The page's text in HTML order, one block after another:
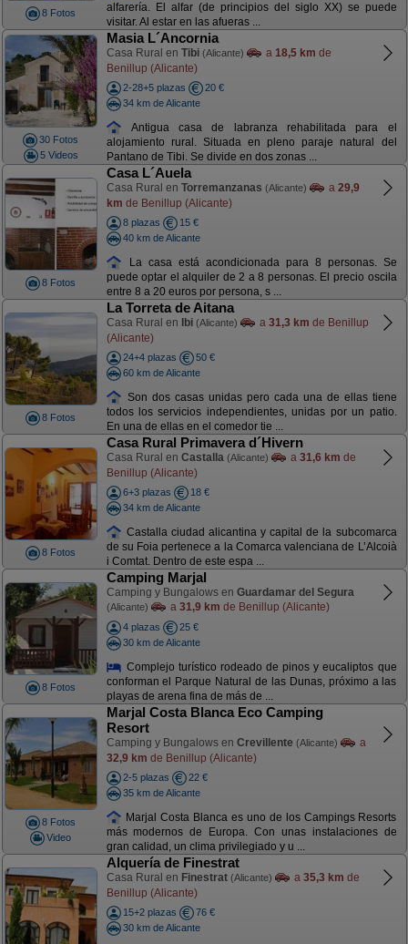
8 Fotos
alfarería. El alfar (de principios del siglo XX) se puede
visitar. Al estar en las afueras ...
30 Fotos
5 Videos
Masia L´Ancornia
Casa Rural en Tibi (Alicante) a 18,5 km de
Benillup (Alicante)
2-28+5 plazas
20 €
34 km de Alicante
Antigua casa de labranza rehabilitada para el
alojamiento rural. Situada en pleno paraje natural del
Pantano de Tibi. Se divide en dos zonas ...
8 Fotos
Casa L´Auela
Casa Rural en Torremanzanas (Alicante) a 29,9
km de Benillup (Alicante)
8 plazas
15 €
40 km de Alicante
La casa está acondicionada para 8 personas. Se
puede optar el alquiler de 2 a 8 personas. El precio oscila
entre 8 a 20 euros por persona, s ...
8 Fotos
La Torreta de Aitana
Casa Rural en Ibi (Alicante) a 31,3 km de Benillup
(Alicante)
24+4 plazas
50 €
60 km de Alicante
Son dos casas unidas pero cada una de ellas tiene
todos los servicios independientes, unidas por un patio.
En una de ellas en el comedor tie ...
8 Fotos
Casa Rural Primavera d´Hivern
Casa Rural en Castalla (Alicante) a 31,6 km de
Benillup (Alicante)
6+3 plazas
18 €
34 km de Alicante
Castalla ciudad alicantina y capital de la subcomarca
de su Foia pertenece a la Comarca valenciana de L’Alcoià
i Comtat. Dentro de este espa ...
8 Fotos
Camping Marjal
Camping y Bungalows en Guardamar del Segura
(Alicante) a 31,9 km de Benillup (Alicante)
4 plazas
25 €
30 km de Alicante
Complejo turístico rodeado de pinos y eucaliptos que
conforman el Parque Natural de las Dunas, próximo a las
playas de arena fina de más de ...
8 Fotos
Video
Marjal Costa Blanca Eco Camping
Resort
Camping y Bungalows en Crevillente (Alicante)
a
32,9 km de Benillup (Alicante)
2-5 plazas
22 €
35 km de Alicante
Marjal Costa Blanca es uno de los Campings Resorts
más modernos de Europa. Con unas instalaciones de
gran calidad, un clima privilegiado y u ...
Alquería de Finestrat
Casa Rural en Finestrat (Alicante) a 35,3 km de
Benillup (Alicante)
15+2 plazas
76 €
30 km de Alicante